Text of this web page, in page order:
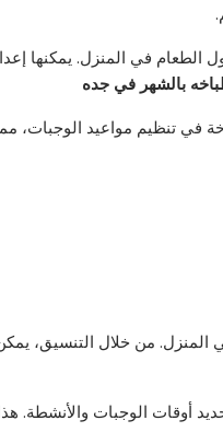
الطعام في المنزل. يمكنها
بالشهر في جده
في تنظيم مواعيد الوجبات،
من خلال التنسيق،
أوقات الوجبات والأنشطة.